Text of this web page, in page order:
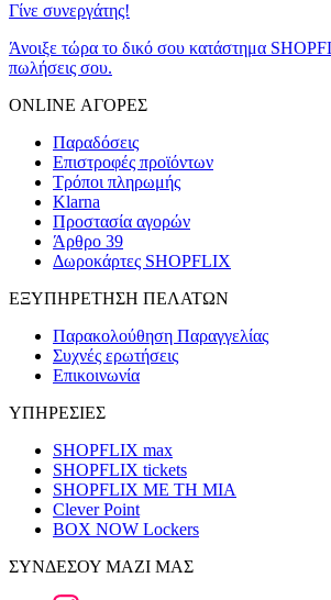
Γίνε συνεργάτης!
Άνοιξε τώρα το δικό σου κατάστημα
πωλήσεις σου.
ONLINE ΑΓΟΡΕΣ
Παραδόσεις
Επιστροφές προϊόντων
Τρόποι πληρωμής
Klarna
Προστασία αγορών
Άρθρο 39
Δωροκάρτες SHOPFLIX
ΕΞΥΠΗΡΕΤΗΣΗ ΠΕΛΑΤΩΝ
Παρακολούθηση Παραγγελίας
Συχνές ερωτήσεις
Επικοινωνία
ΥΠΗΡΕΣΙΕΣ
SHOPFLIX max
SHOPFLIX tickets
SHOPFLIX ΜΕ ΤΗ ΜΙΑ
Clever Point
BOX NOW Lockers
ΣΥΝΔΕΣΟΥ ΜΑΖΙ ΜΑΣ